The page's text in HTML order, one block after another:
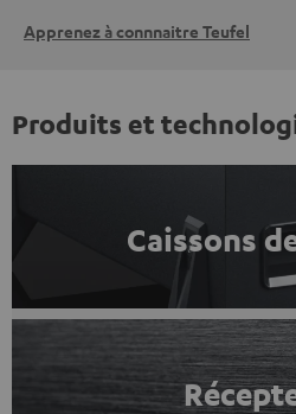
Apprenez à connnaitre Teufel
Produits et
Caissons